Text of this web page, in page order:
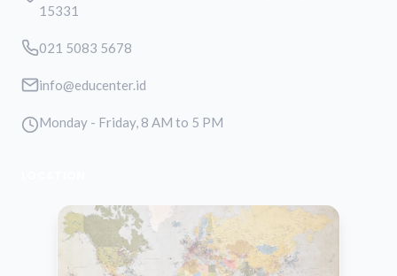
15331
021 5083 5678
info@educenter.id
Monday - Friday, 8 AM to 5 PM